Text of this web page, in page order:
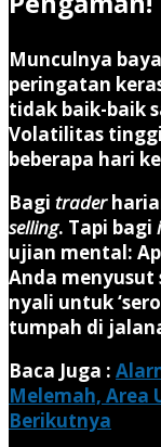
Munculnya
peringatan
tidak baik-baik
Volatilitas
beberapa hari
Bagi trader
selling. Tapi bagi
ujian mental:
Anda menyusut
nyali untuk
tumpah di
Baca Juga :
Melemah, Area
Berikutnya